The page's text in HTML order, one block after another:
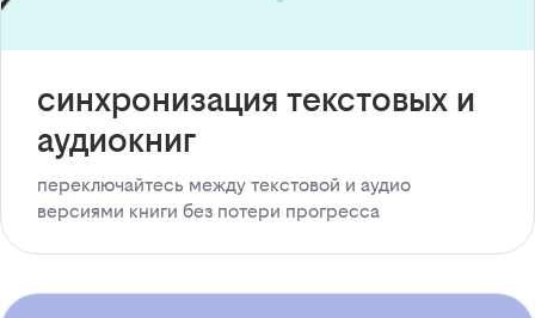
синхронизация текстовых и
аудиокниг
переключайтесь между текстовой и аудио
версиями книги без потери прогресса